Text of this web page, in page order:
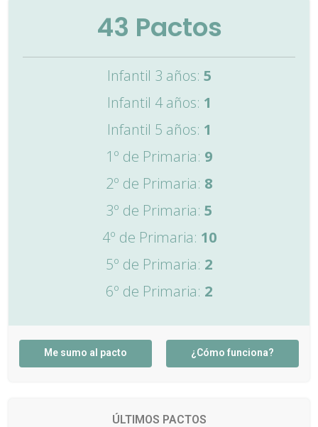
43 Pactos
Infantil 3 años: 5
Infantil 4 años: 1
Infantil 5 años: 1
1º de Primaria: 9
2º de Primaria: 8
3º de Primaria: 5
4º de Primaria: 10
5º de Primaria: 2
6º de Primaria: 2
Me sumo al pacto ¿Cómo funciona?
ÚLTIMOS PACTOS